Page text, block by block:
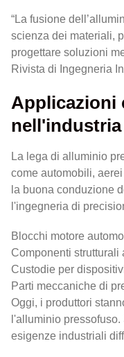
“La fusione
scienza dei materiali,
progettare soluzioni
Rivista di Ingegneria
Applicazioni
La lega di alluminio
come automobili,
la buona conduzione
l'ingegneria di
Blocchi motore
Componenti strutturali
Custodie per
Parti meccaniche di
Oggi, i produttori
l'alluminio
esigenze industriali